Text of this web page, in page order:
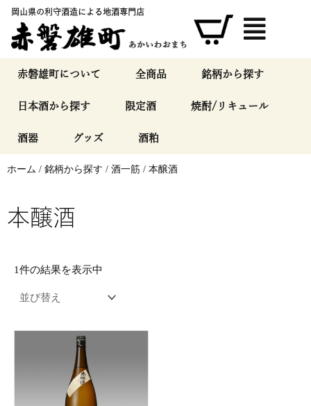
ス
岡山県の利守酒造による地酒専門店
赤磐雄町について 全商品 銘柄から探す
日本酒から探す 限定酒 焼酎/リキュール
酒器 グッズ 酒粕
ホーム / 銘柄から探す / 酒一筋 / 本醸酒
本醸酒
1件の結果を表示中